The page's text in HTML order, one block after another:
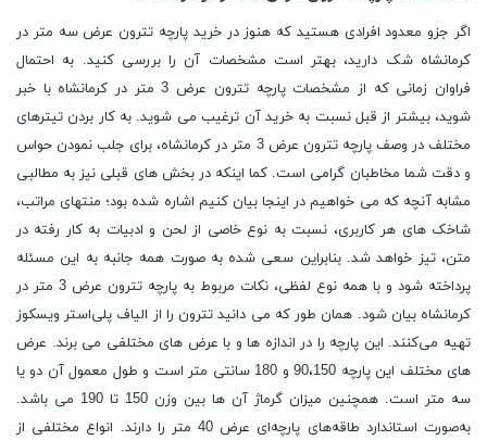
اگر جزو معدود افرادی هستید که هنوز در خرید پارچه تترون عرض سه متر در
کرمانشاه شک دارید، بهتر است مشخصات آن را بررسی کنید. به احتمال
فراوان زمانی که از مشخصات پارچه تترون عرض 3 متر در کرمانشاه با خبر
شوید، بیشتر از قبل نسبت به خرید آن ترغیب می شوید. به کار بردن تیترهای
مختلف در وصف پارچه تترون عرض 3 متر در کرمانشاه، برای جلب نمودن حواس
و دقت شما مخاطبان گرامی است. کما اینکه در بخش های قبلی نیز به مطالبی
مشابه آنچه که می خواهیم در اینجا بیان کنیم اشاره شده بود؛ منتهای مراتب،
شاخک های هر کاربری، نسبت به نوع خاصی از لحن و ادبیات به کار رفته در
متن، تیز خواهد شد. بنابراین سعی شده به صورت همه جانبه به این مسئله
پرداخته شود و با همه نوع لفظی، نکات مربوط به پارچه تترون عرض 3 متر در
کرمانشاه بیان شود. همان طور که می دانید تترون را از الیاف پلی‌استر ویسکوز
تهیه می‌کنند. این پارچه را در اندازه‌ ها و با عرض ‌های مختلفی می ‌برند. عرض‌
های مختلف این پارچه 90،150 و 180 سانتی‌ متر است و طول معمول آن دو یا
سه متر است. همچنین میزان گرماژ آن ها بین وزن 150 تا 190 می ‌باشد.
به‌صورت استاندارد طاقه‌های پارچه‌ای عرض 40 متر را دارند. انواع مختلفی از